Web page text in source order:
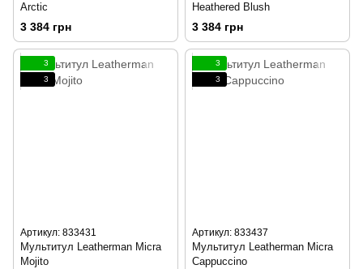
Arctic
3 384 грн
Heathered Blush
3 384 грн
3
3
Артикул: 833431
Мультитул Leatherman Micra
Mojito
3
3
Артикул: 833437
Мультитул Leatherman Micra
Cappuccino